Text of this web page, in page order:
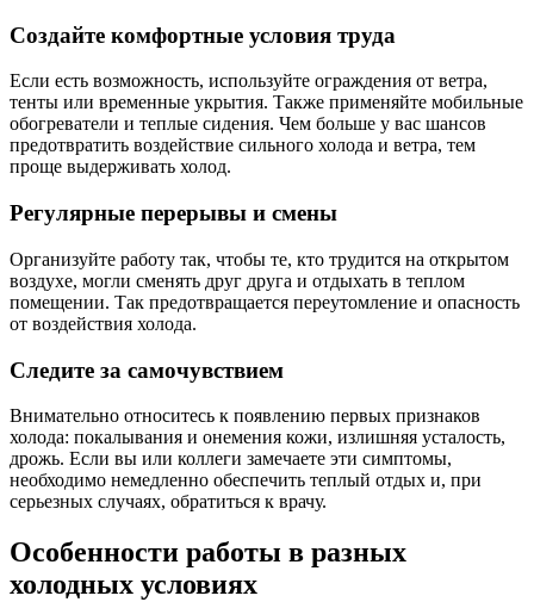
Создайте комфортные условия труда
Если есть возможность, используйте ограждения от ветра,
тенты или временные укрытия. Также применяйте мобильные
обогреватели и теплые сидения. Чем больше у вас шансов
предотвратить воздействие сильного холода и ветра, тем
проще выдерживать холод.
Регулярные перерывы и смены
Организуйте работу так, чтобы те, кто трудится на открытом
воздухе, могли сменять друг друга и отдыхать в теплом
помещении. Так предотвращается переутомление и опасность
от воздействия холода.
Следите за самочувствием
Внимательно относитесь к появлению первых признаков
холода: покалывания и онемения кожи, излишняя усталость,
дрожь. Если вы или коллеги замечаете эти симптомы,
необходимо немедленно обеспечить теплый отдых и, при
серьезных случаях, обратиться к врачу.
Особенности работы в разных
холодных условиях